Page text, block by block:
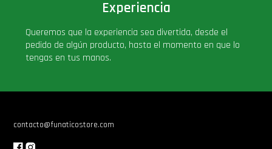
PRÓXIMAMENTE
Star Wars Oferta
Experiencia
Queremos que la experiencia sea divertida, desde el
pedido de algún producto, hasta el momento en que lo
tengas en tus manos.
contacto@funaticostore.com